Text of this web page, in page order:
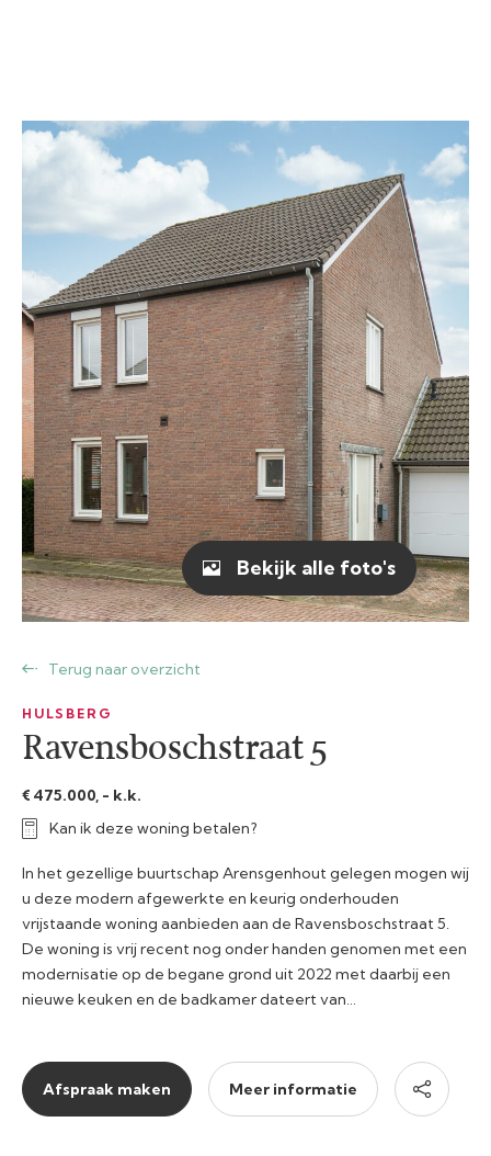
Terug naar overzicht
HULSBERG
Ravensboschstraat 5
€ 475.000, - k.k.
Kan ik deze woning betalen?
In het gezellige buurtschap Arensgenhout gelegen mogen wij
u deze modern afgewerkte en keurig onderhouden
vrijstaande woning aanbieden aan de Ravensboschstraat 5.
De woning is vrij recent nog onder handen genomen met een
modernisatie op de begane grond uit 2022 met daarbij een
nieuwe keuken en de badkamer dateert van…
Afspraak maken Meer informatie
Bekijk alle foto's